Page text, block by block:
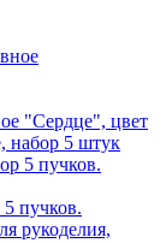
"Сердце", цвет
набор 5 штук
пучков.